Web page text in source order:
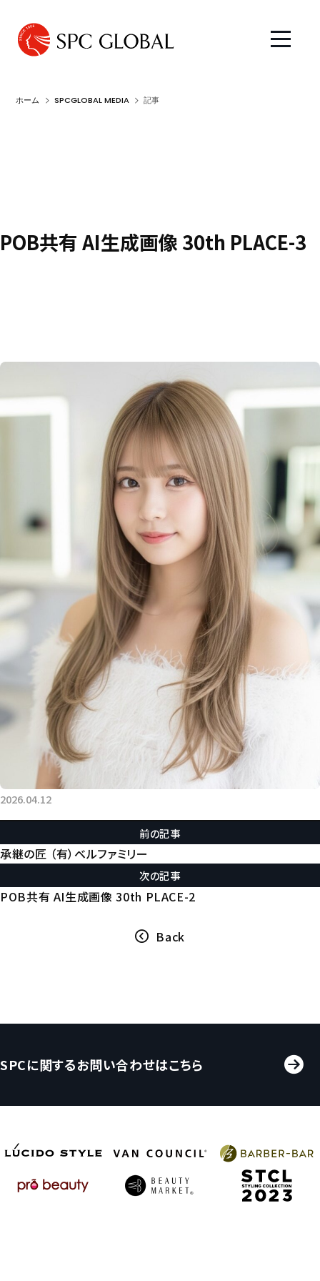
ホーム SPCGLOBAL MEDIA 記事
POB共有 AI生成画像 30th PLACE-3
2026.04.12
前の記事
承継の匠 （有）ベルファミリー
次の記事
POB共有 AI生成画像 30th PLACE-2
Back
SPCに関するお問い合わせはこちら